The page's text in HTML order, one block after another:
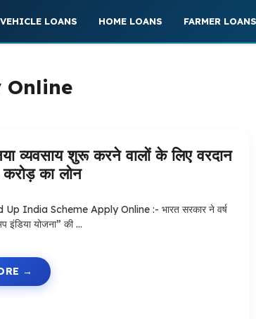
VEHICLE LOANS HOME LOANS FARMER LOANS
Online
शुरू करने वालों के लिए वरदान
का लोन
Up India Scheme Apply Online :- भारत सरकार ने वर्ष
इंडिया योजना” की …